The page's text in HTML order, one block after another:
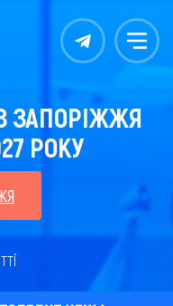
Контакты Меню
ЗАПОРІЖЖЯ
РОКУ